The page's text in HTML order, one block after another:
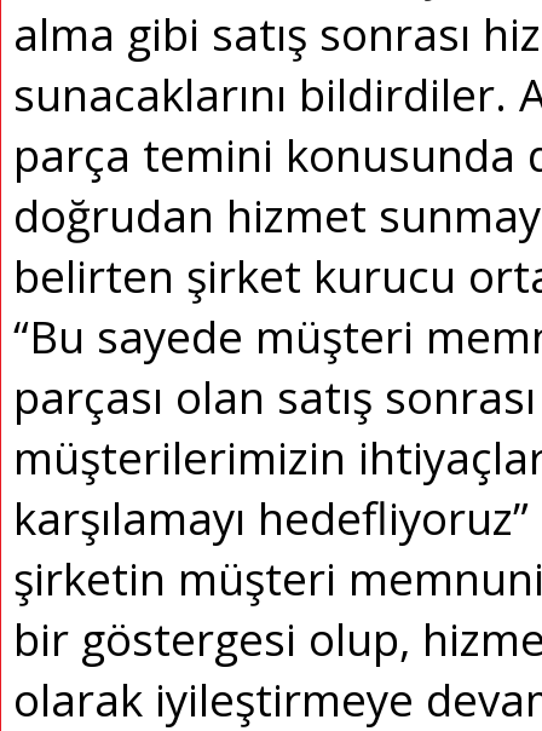
alma gibi satış sonrası
sunacaklarını bildirdiler.
parça temini konusunda
doğrudan hizmet
belirten şirket kurucu
“Bu sayede müşteri
parçası olan satış
müşterilerimizin
karşılamayı
şirketin müşteri
bir göstergesi olup,
olarak iyileştirmeye